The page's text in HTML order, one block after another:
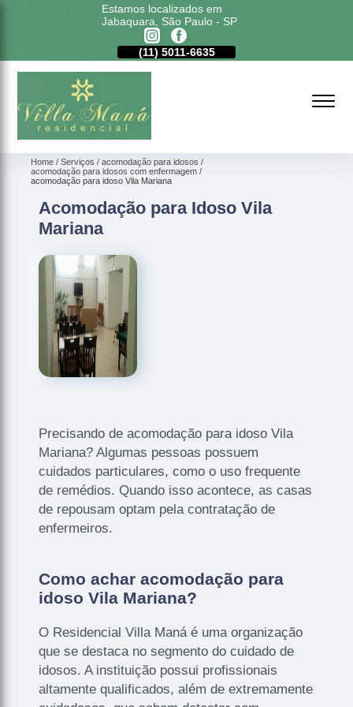
Estamos localizados em
Jabaquara, São Paulo - SP
(11) 5011-6635
Home Serviços
acomodação para idosos
acomodação para idosos com enfermagem
acomodação para idoso Vila Mariana
Acomodação para Idoso Vila
Mariana
Precisando de acomodação para idoso Vila
Mariana? Algumas pessoas possuem
cuidados particulares, como o uso frequente
de remédios. Quando isso acontece, as casas
de repousam optam pela contratação de
enfermeiros.
Como achar acomodação para
idoso Vila Mariana?
O Residencial Villa Maná é uma organização
que se destaca no segmento do cuidado de
idosos. A instituição possui profissionais
altamente qualificados, além de extremamente